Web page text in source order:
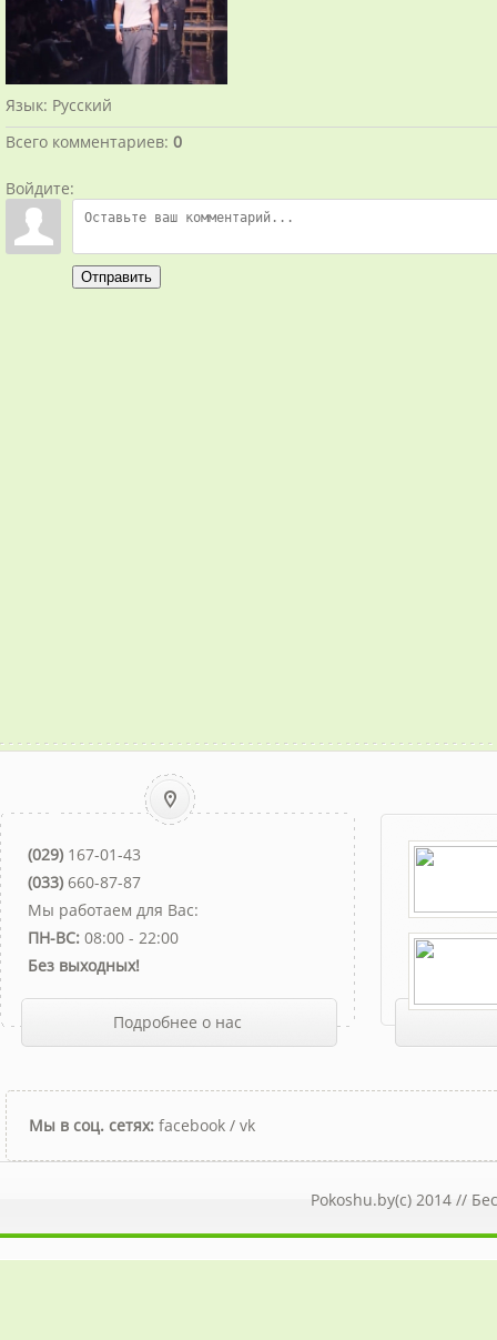
Язык: Русский
Всего комментариев: 0
Войдите:
Отправить
(029) 167-01-43
(033) 660-87-87
Мы работаем для Вас:
ПН-ВС: 08:00 - 22:00
Без выходных!
Подробнее о нас
Мы в соц. сетях: facebook / vk
Pokoshu.by(c) 2014 //